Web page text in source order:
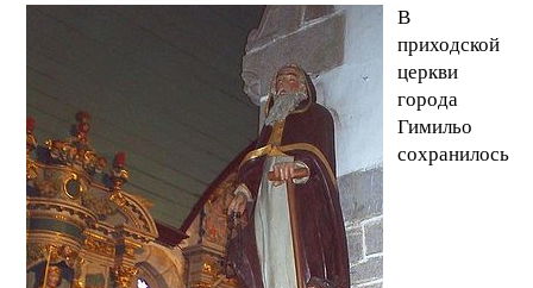
В
приходской
церкви
города
Гимильо
сохранилось